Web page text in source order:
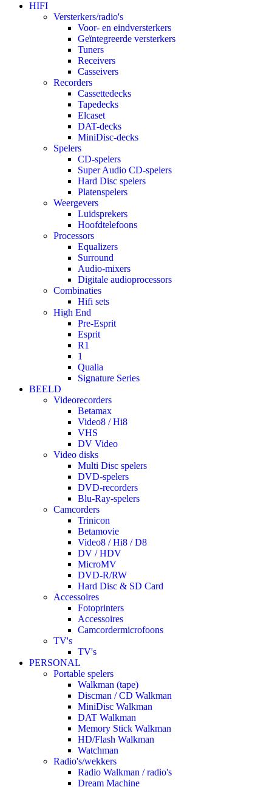
HIFI
Versterkers/radio's
Voor- en eindversterkers
Geïntegreerde versterkers
Tuners
Receivers
Casseivers
Recorders
Cassettedecks
Tapedecks
Elcaset
DAT-decks
MiniDisc-decks
Spelers
CD-spelers
Super Audio CD-spelers
Hard Disc spelers
Platenspelers
Weergevers
Luidsprekers
Hoofdtelefoons
Processors
Equalizers
Surround
Audio-mixers
Digitale audioprocessors
Combinaties
Hifi sets
High End
Pre-Esprit
Esprit
R1
1
Qualia
Signature Series
BEELD
Videorecorders
Betamax
Video8 / Hi8
VHS
DV Video
Video disks
Multi Disc spelers
DVD-spelers
DVD-recorders
Blu-Ray-spelers
Camcorders
Trinicon
Betamovie
Video8 / Hi8 / D8
DV / HDV
MicroMV
DVD-R/RW
Hard Disc & SD Card
Accessoires
Fotoprinters
Accessoires
Camcordermicrofoons
TV's
TV's
PERSONAL
Portable spelers
Walkman (tape)
Discman / CD Walkman
MiniDisc Walkman
DAT Walkman
Memory Stick Walkman
HD/Flash Walkman
Watchman
Radio's/wekkers
Radio Walkman / radio's
Dream Machine